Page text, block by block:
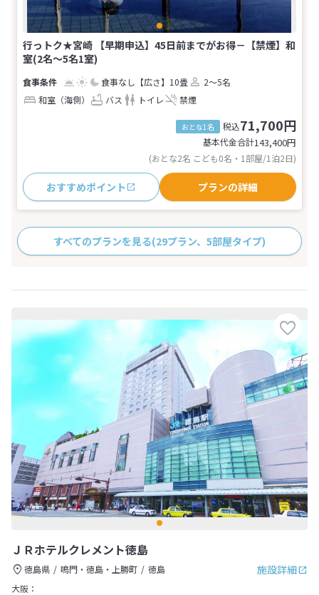
行っトク★宮崎 【早期申込】45日前までがお得－【禁煙】和
室(2名～5名1室)
食事なし 【広さ】10畳
2～5名
和室（海側）
バス トイレ 禁煙
おとな1名 税込71,700円
基本代金合計143,400円
(おとな2名 こども0名・1部屋/1泊2日)
おすすめポイント プランの詳細
すべてのプランを見る(29プラン、5部屋タイプ)
ＪＲホテルクレメント徳島
施設詳細
徳島県 鳴門・徳島・上勝町
徳島
大阪：